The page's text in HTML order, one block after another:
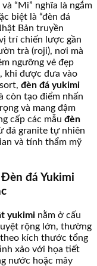
“Mi” nghĩa là ngắm
biệt là “đèn đá
Bản truyền
trí chiến lược gần
trà (roji), nơi mà
ngưỡng vẻ đẹp
khi được đưa vào
đèn đá yukimi
còn tạo điểm nhấn
và mang đậm
cấp các mẫu đèn
đá granite tự nhiên
và tính thẩm mỹ
đá Yukimi
yukimi nằm ở cấu
rộng lớn, thường
kích thước tổng
xảo với họa tiết
nước hoặc mây